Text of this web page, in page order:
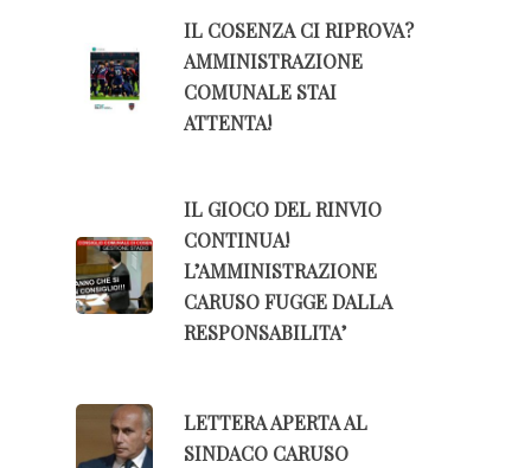
IL COSENZA CI RIPROVA?
AMMINISTRAZIONE
COMUNALE STAI
ATTENTA!
IL GIOCO DEL RINVIO
CONTINUA!
L’AMMINISTRAZIONE
CARUSO FUGGE DALLA
RESPONSABILITA’
LETTERA APERTA AL
SINDACO CARUSO